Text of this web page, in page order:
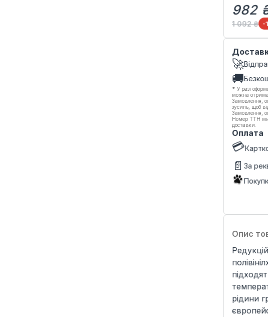
982
1 092 ₴ -
🚀
🚚
* У разі
можна
Замовлення,
зусиль, щоб
Замовлення,
Номер ТТН ми
доставки.
Оплата
💳
📄 За
Опис
рідини